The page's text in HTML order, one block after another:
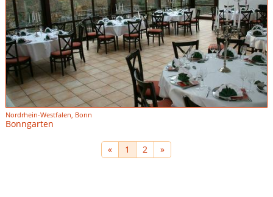
Nordrhein-Westfalen, Bonn
Bonngarten
« 1 2 »